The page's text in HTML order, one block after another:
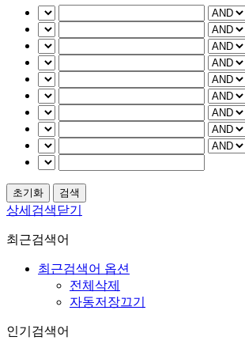
상세검색닫기
최근검색어
최근검색어 옵션
전체삭제
자동저장끄기
인기검색어